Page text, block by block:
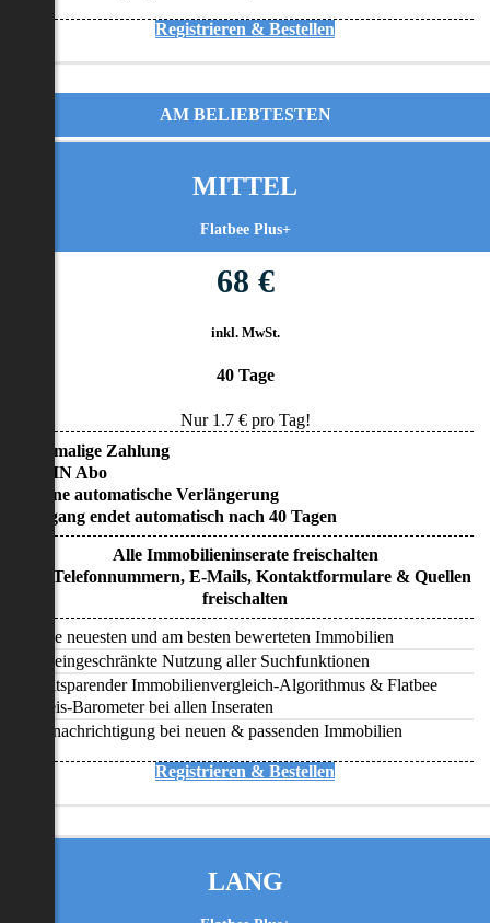
Registrieren & Bestellen
AM BELIEBTESTEN
MITTEL
Flatbee Plus+
68 €
inkl. MwSt.
40 Tage
Nur 1.7€ pro Tag!
• Einmalige Zahlung
• KEIN Abo
• Keine automatische Verlängerung
• Zugang endet automatisch nach 40 Tagen
Alle Immobilieninserate freischalten
Alle Telefonnummern, E-Mails, Kontaktformulare & Quellen
freischalten
Alle neuesten und am besten bewerteten Immobilien
Uneingeschränkte Nutzung aller Suchfunktionen
Zeitsparender Immobilienvergleich-Algorithmus & Flatbee
Preis-Barometer bei allen Inseraten
Benachrichtigung bei neuen & passenden Immobilien
Registrieren & Bestellen
LANG